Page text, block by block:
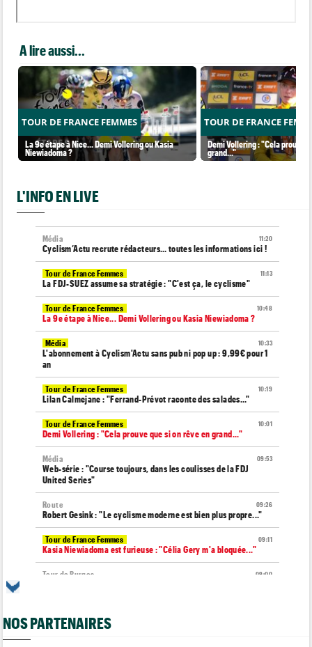
A lire aussi...
TOUR DE FRANCE FEMMES
La 9e étape à Nice... Demi Vollering ou Kasia
Niewiadoma ?
TOUR DE FRANCE
Demi Vollering : "Cela prouve
grand..."
L'INFO EN LIVE
11:20
Média
Cyclism’Actu recrute rédacteurs… toutes les informations ici !
11:13
Tour de France Femmes
La FDJ-SUEZ assume sa stratégie : "C'est ça, le cyclisme"
10:48
Tour de France Femmes
La 9e étape à Nice... Demi Vollering ou Kasia Niewiadoma ?
10:33
Média
L'abonnement à Cyclism'Actu sans pub ni pop up : 9,99€ pour 1
an
10:19
Tour de France Femmes
Lilan Calmejane : "Ferrand-Prévot raconte des salades…"
10:01
Tour de France Femmes
Demi Vollering : "Cela prouve que si on rêve en grand..."
09:53
Média
Web-série : "Course toujours, dans les coulisses de la FDJ
United Series"
09:26
Route
Robert Gesink : "Le cyclisme moderne est bien plus propre..."
09:11
Tour de France Femmes
Kasia Niewiadoma est furieuse : "Célia Gery m'a bloquée..."
09:00
Tour de Burgos
Les vidéos de cyclisme sont sur Dailymotion : Cyclism'Actu TV
NOS PARTENAIRES